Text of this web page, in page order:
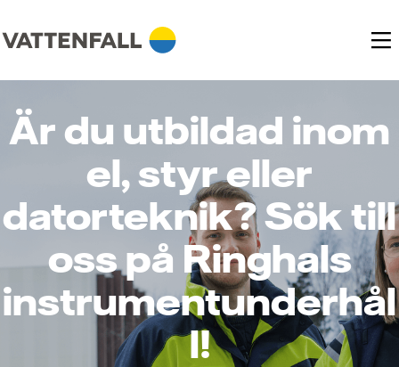
Är du utbildad inom
el, styr eller
datorteknik? Sök till
oss på Ringhals
instrumentunderhål
l!